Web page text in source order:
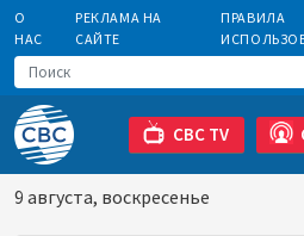
О
НАС
РЕКЛАМА НА
САЙТЕ
ПРАВИЛА
CBC TV
9 августа, воскресенье